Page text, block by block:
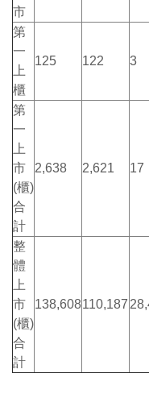
市
第
一
上
櫃
125 122 3
第
一
上
市
(櫃)
合
計
2,638 2,621 17
整
體
上
市
(櫃)
合
計
138,608110,187